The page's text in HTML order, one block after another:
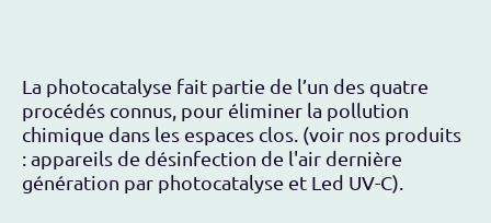
La photocatalyse fait partie de l’un des quatre
procédés connus, pour éliminer la pollution
chimique dans les espaces clos. (voir nos produits
: appareils de désinfection de l'air dernière
génération par photocatalyse et Led UV-C).